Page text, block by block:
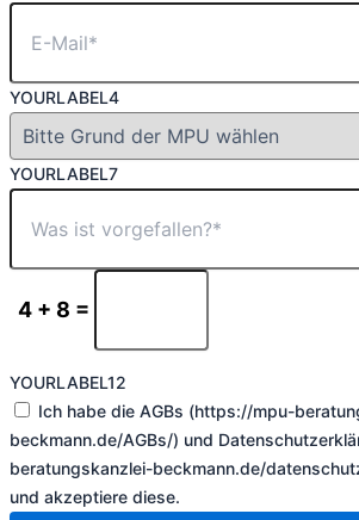
YOURLABEL4
YOURLABEL7
4 + 8 =
YOURLABEL12
Ich habe die AGBs (https://mpu-
beckmann.de/AGBs/) und
beratungskanzlei-beckmann.de/
und akzeptiere diese.